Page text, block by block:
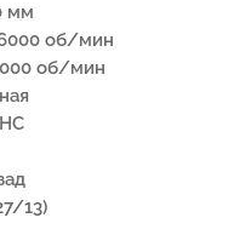
мм
об/мин
об/мин
13)